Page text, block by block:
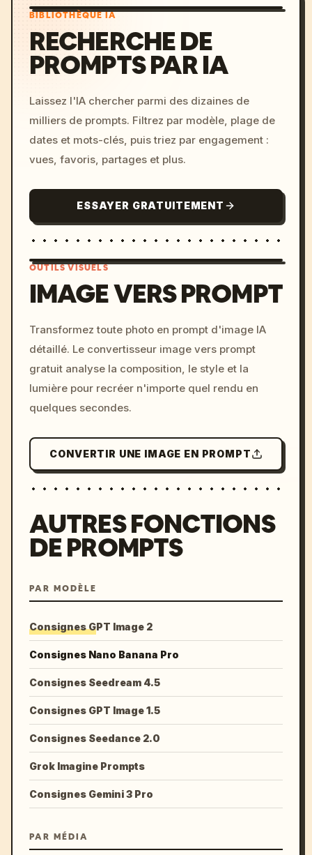
BIBLIOTHÈQUE IA
RECHERCHE DE
PROMPTS PAR IA
Laissez l'IA chercher parmi des dizaines de
milliers de prompts. Filtrez par modèle, plage de
dates et mots-clés, puis triez par engagement :
vues, favoris, partages et plus.
ESSAYER GRATUITEMENT
c, cyberpunk sunset, neon
colors, 8k --v 6.0
OUTILS VISUELS
IMAGE VERS PROMPT
Transformez toute photo en prompt d'image IA
détaillé. Le convertisseur image vers prompt
gratuit analyse la composition, le style et la
lumière pour recréer n'importe quel rendu en
quelques secondes.
CONVERTIR UNE IMAGE EN PROMPT
AUTRES FONCTIONS
DE PROMPTS
PAR MODÈLE
Consignes GPT Image 2
Consignes Nano Banana Pro
Consignes Seedream 4.5
Consignes GPT Image 1.5
Consignes Seedance 2.0
Grok Imagine Prompts
Consignes Gemini 3 Pro
PAR MÉDIA